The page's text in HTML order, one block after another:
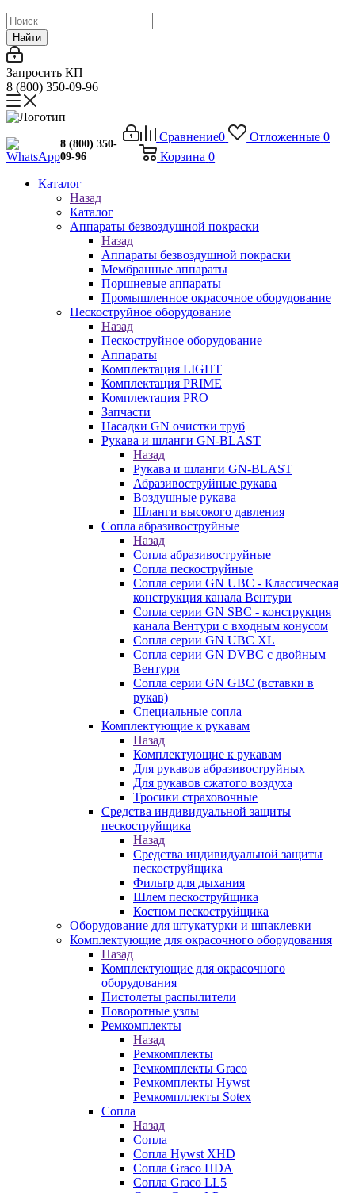
Найти
Запросить КП
8 (800) 350-09-96
Сравнение0 Отложенные 0
Корзина 0
8 (800) 350-
09-96
Каталог
Назад
Каталог
Аппараты безвоздушной покраски
Назад
Аппараты безвоздушной покраски
Мембранные аппараты
Поршневые аппараты
Промышленное окрасочное оборудование
Пескоструйное оборудование
Назад
Пескоструйное оборудование
Аппараты
Комплектация LIGHT
Комплектация PRIME
Комплектация PRO
Запчасти
Насадки GN очистки труб
Рукава и шланги GN-BLAST
Назад
Рукава и шланги GN-BLAST
Абразивоструйные рукава
Воздушные рукава
Шланги высокого давления
Сопла абразивоструйные
Назад
Сопла абразивоструйные
Сопла пескоструйные
Сопла серии GN UBC - Классическая
конструкция канала Вентури
Сопла серии GN SBC - конструкция
канала Вентури c входным конусом
Сопла серии GN UBC XL
Сопла серии GN DVBC с двойным
Вентури
Сопла серии GN GBC (вставки в
рукав)
Специальные сопла
Комплектующие к рукавам
Назад
Комплектующие к рукавам
Для рукавов абразивоструйных
Для рукавов сжатого воздуха
Тросики страховочные
Средства индивидуальной защиты
пескоструйщика
Назад
Средства индивидуальной защиты
пескоструйщика
Фильтр для дыхания
Шлем пескоструйщика
Костюм пескоструйщика
Оборудование для штукатурки и шпаклевки
Комплектующие для окрасочного оборудования
Назад
Комплектующие для окрасочного
оборудования
Пистолеты распылители
Поворотные узлы
Ремкомплекты
Назад
Ремкомплекты
Ремкомплекты Graco
Ремкомплекты Hywst
Ремкомпллекты Sotex
Сопла
Назад
Сопла
Сопла Hywst XHD
Сопла Graco HDA
Сопла Graco LL5